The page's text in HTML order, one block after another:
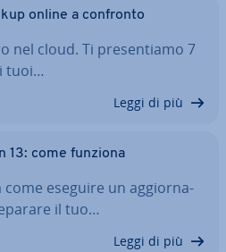
online a confronto
nel cloud. Ti pre­sen­tia­mo 7
tuoi…
Leggi di più
13: come funziona
come eseguire un ag­gior­na­
il tuo…
Leggi di più